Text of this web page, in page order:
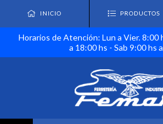
INICIO PRODUCTOS
Horarios de Atención: Lun a Vier. 8:00
a 18:00 hs - Sab 9:00 hs